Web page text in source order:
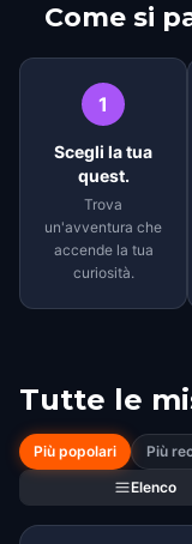
Come si
1
Scegli la tua
quest.
Trova
un'avventura che
accende la tua
curiosità.
Tutte le
Più popolari Più
Elenco